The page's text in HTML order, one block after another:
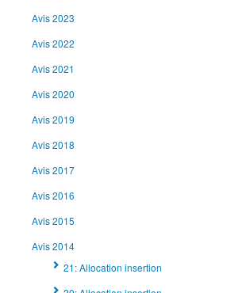
Avis 2023
Avis 2022
Avis 2021
Avis 2020
Avis 2019
Avis 2018
Avis 2017
Avis 2016
Avis 2015
Avis 2014
21: Allocation insertion